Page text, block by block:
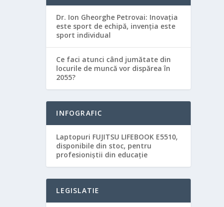
Dr. Ion Gheorghe Petrovai: Inovația
este sport de echipă, invenția este
sport individual
Ce faci atunci când jumătate din
locurile de muncă vor dispărea în
2055?
INFOGRAFIC
Laptopuri FUJITSU LIFEBOOK E5510,
disponibile din stoc, pentru
profesioniștii din educație
LEGISLATIE